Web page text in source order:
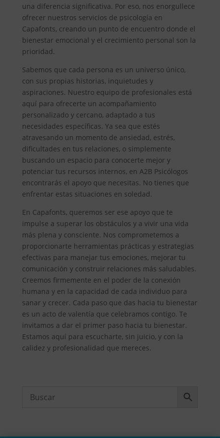
una diferencia significativa. Por eso, nos enorgullece
ofrecer nuestros servicios de psicología en
Capafonts, creando un punto de encuentro donde el
bienestar emocional y el crecimiento personal son la
prioridad.
Sabemos que cada persona es un universo único,
con sus propias historias, inquietudes y
aspiraciones. Nuestro equipo de profesionales está
aquí para ofrecerte un acompañamiento
personalizado y cercano, adaptado a tus
necesidades específicas. Ya sea que estés
atravesando un momento de ansiedad, estrés,
dificultades en tus relaciones, o simplemente
buscando un espacio para conocerte mejor y
potenciar tus recursos internos, en A2B Psicólogos
encontrarás el apoyo que necesitas. No tienes que
enfrentar estas situaciones en soledad.
En Capafonts, queremos ser ese apoyo que te
impulse a superar los obstáculos y a vivir una vida
más plena y consciente. Nos comprometemos a
proporcionarte herramientas prácticas y estrategias
efectivas para manejar tus emociones, mejorar tu
comunicación y construir relaciones más saludables.
Creemos firmemente en el poder de la conexión
humana y en la capacidad de cada individuo para
sanar y crecer. Cada paso que das hacia tu bienestar
es un acto de valentía que celebramos contigo. Te
invitamos a dar el primer paso hacia tu bienestar.
Estamos aquí para escucharte, sin juicio, y con la
calidez y profesionalidad que mereces.